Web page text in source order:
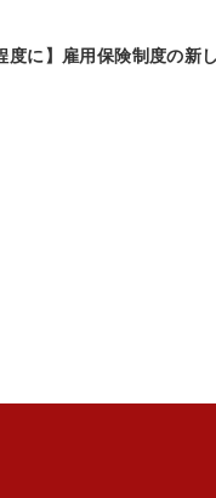
度に】雇用保険制度の新